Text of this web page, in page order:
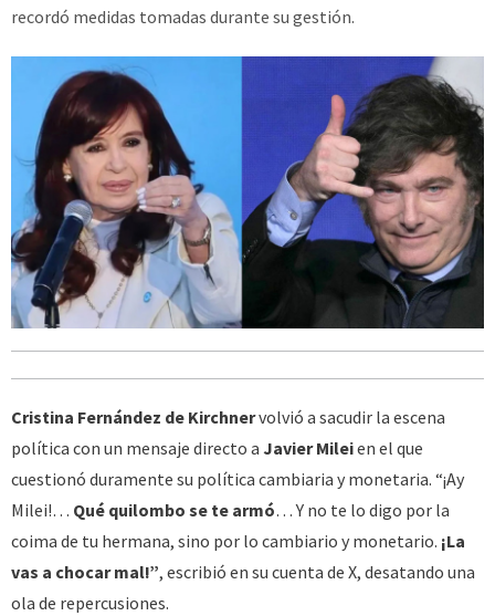
recordó medidas tomadas durante su gestión.
Cristina Fernández de Kirchnervolvió a sacudir la escena
política con un mensaje directo a Javier Mileien el que
cuestionó duramente su política cambiaria y monetaria. “¡Ay
Milei!… Qué quilombo se te armó… Y no te lo digo por la
coima de tu hermana, sino por lo cambiario y monetario. ¡La
vas a chocar mal!”, escribió en su cuenta de X, desatando una
ola de repercusiones.